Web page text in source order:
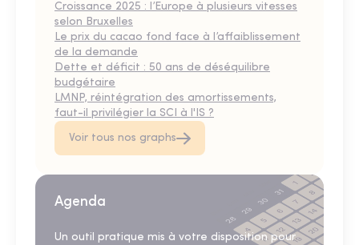
Croissance 2025 : l’Europe à plusieurs vitesses
selon Bruxelles
Le prix du cacao fond face à l’affaiblissement
de la demande
Dette et déficit : 50 ans de déséquilibre
budgétaire
LMNP, réintégration des amortissements,
faut-il privilégier la SCI à l'IS ?
Voir tous nos graphs
Agenda
Un outil pratique mis à votre disposition pour